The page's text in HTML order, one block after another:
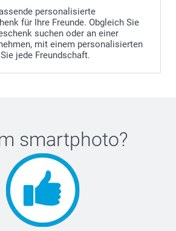
personalisierte
für Ihre Freunde. Obgleich Sie
suchen oder an einer
mit einem personalisierten
jede Freundschaft.
smartphoto?